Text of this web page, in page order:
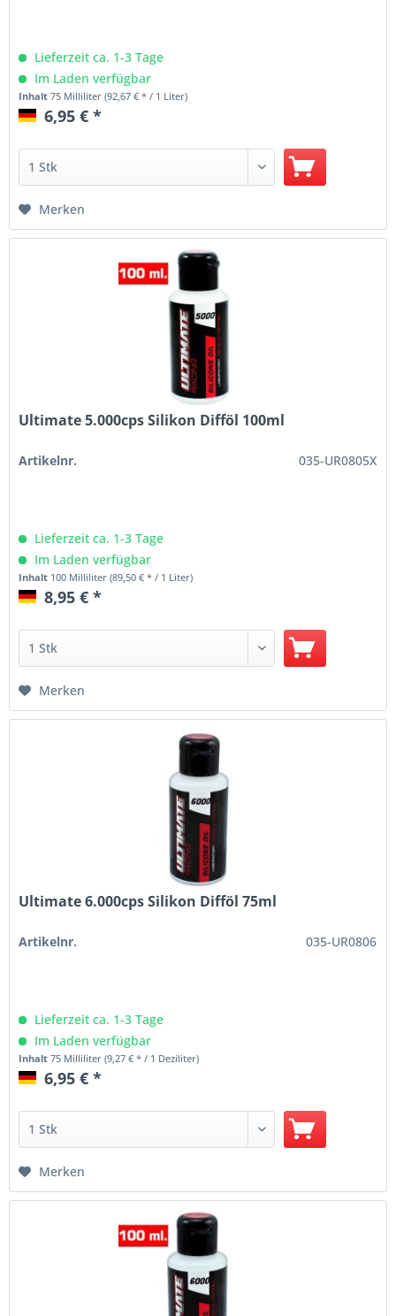
Lieferzeit ca. 1-3 Tage
Im Laden verfügbar
Inhalt75 Milliliter(92,67 € * / 1 Liter)
6,95 € *
Merken
Ultimate 5.000cps Silikon Difföl 100ml
Artikelnr. 035-UR0805X
Lieferzeit ca. 1-3 Tage
Im Laden verfügbar
Inhalt 100 Milliliter(89,50 € * / 1 Liter)
8,95 € *
Merken
Ultimate 6.000cps Silikon Difföl 75ml
Artikelnr. 035-UR0806
Lieferzeit ca. 1-3 Tage
Im Laden verfügbar
Inhalt75 Milliliter(9,27 € * / 1 Deziliter)
6,95 € *
Merken